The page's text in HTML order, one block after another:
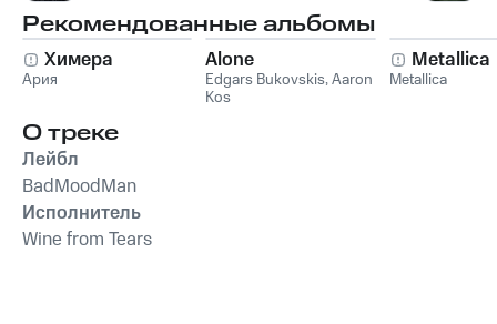
Рекомендованные альбомы
Химера
Ария
Alone
Edgars Bukovskis,Aaron
Kos
Metallica
Metallica
О треке
Лейбл
BadMoodMan
Исполнитель
Wine from Tears